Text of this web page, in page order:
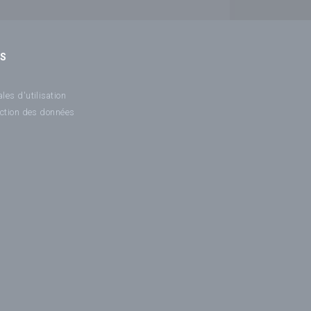
d'utilisation
des données